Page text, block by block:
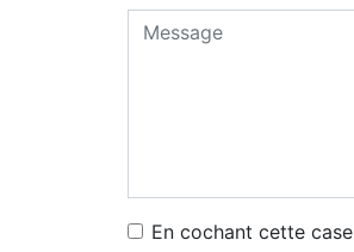
En cochant cette